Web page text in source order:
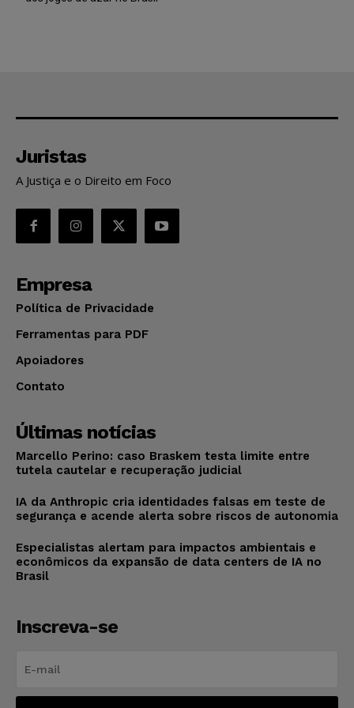
Juristas
A Justiça e o Direito em Foco
Empresa
Política de Privacidade
Ferramentas para PDF
Apoiadores
Contato
Últimas notícias
Marcello Perino: caso Braskem testa limite entre
tutela cautelar e recuperação judicial
IA da Anthropic cria identidades falsas em teste de
segurança e acende alerta sobre riscos de autonomia
Especialistas alertam para impactos ambientais e
econômicos da expansão de data centers de IA no
Brasil
Inscreva-se